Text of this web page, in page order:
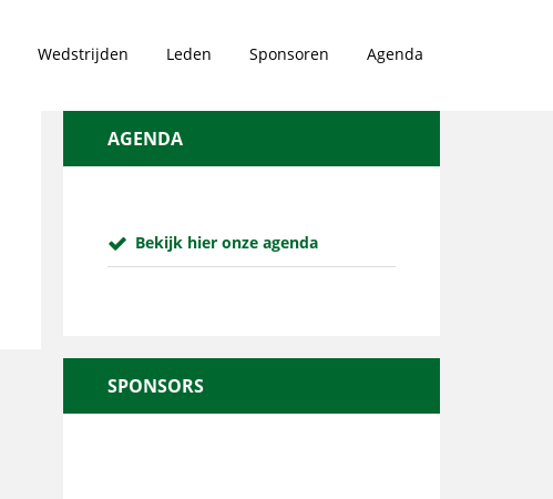
Wedstrijden Leden Sponsoren Agenda
AGENDA
Bekijk hier onze agenda
SPONSORS